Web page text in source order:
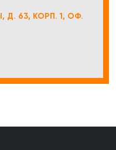
Д. 63, КОРП. 1, ОФ.